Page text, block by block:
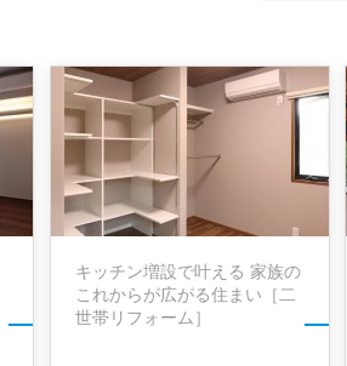
ガレージ ウッドデッキ
すべて
キッチン増設で叶える 家族の
これからが広がる住まい［二
世帯リフォーム］